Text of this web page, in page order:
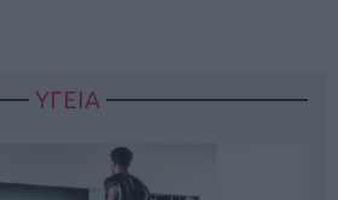
ΥΓΕΙΑ